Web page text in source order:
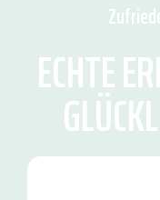
ECHTE